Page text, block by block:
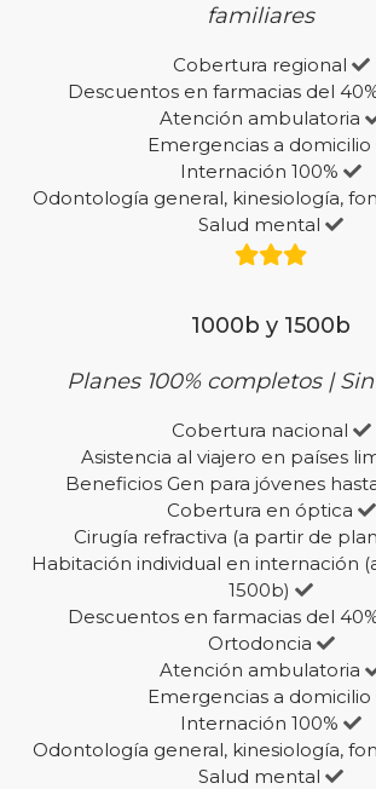
familiares
Cobertura regional
Descuentos en farmacias del
Atención ambulatoria
Emergencias a domicilio
Internación 100%
Odontología general, kinesiología,
Salud mental
1000b y 1500b
Planes 100% completos |
Cobertura nacional
Asistencia al viajero en países
Beneficios Gen para jóvenes
Cobertura en óptica
Cirugía refractiva (a partir de
Habitación individual en internación
1500b)
Descuentos en farmacias del
Ortodoncia
Atención ambulatoria
Emergencias a domicilio
Internación 100%
Odontología general, kinesiología,
Salud mental